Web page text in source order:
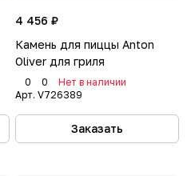
4 456 ₽
Камень для пиццы Anton
Oliver для гриля
0 0
Нет в наличии
Арт. V726389
Заказать